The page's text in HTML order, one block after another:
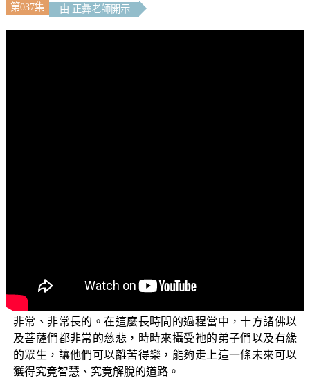
第037集 由 正彝老師開示
間要值遇一尊佛，也是需要非常長遠的時劫，所以到菩薩
因地的修證，一直到佛地果證的完成，這個當中的時間是
非常、非常長的。在這麼長時間的過程當中，十方諸佛以
及菩薩們都非常的慈悲，時時來攝受祂的弟子們以及有緣
的眾生，讓他們可以離苦得樂，能夠走上這一條未來可以
獲得究竟智慧、究竟解脫的道路。